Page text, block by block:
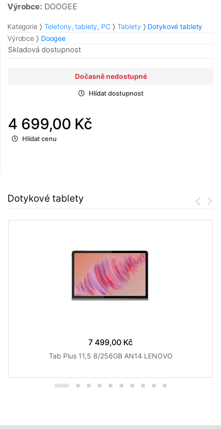
Výrobce: DOOGEE
Kategorie Telefony, tablety, PC Tablety
Dotykové tablety
Výrobce
Doogee
Skladová dostupnost
Dočasně nedostupné
Hlídat dostupnost
4 699,00 Kč
Hlídat cenu
Dotykové tablety
7 499,00 Kč
Tab Plus 11,5 8/256GB AN14 LENOVO